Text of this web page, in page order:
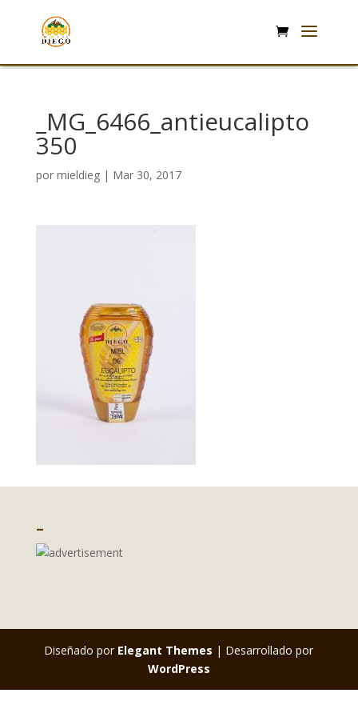
_MG_6466_antieucalipto
350
por mieldieg| Mar 30, 2017
–
Diseñado por Elegant Themes | Desarrollado por
WordPress